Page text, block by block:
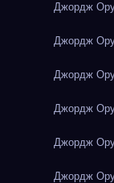
Джордж
Джордж
Джордж
Джордж
Джордж
Джордж